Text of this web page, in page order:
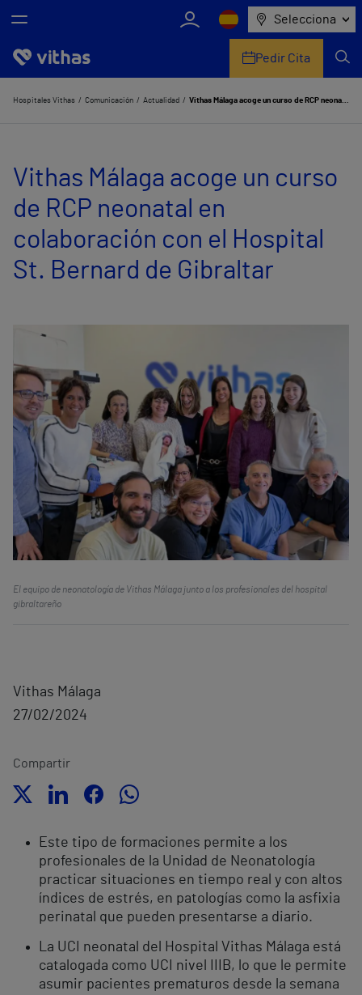
Selecciona
Nosotros
Servicios de salud
Equipo médico y asistencial
Pedir Cita
Hospitales Vithas Comunicación Actualidad Vithas Málaga acoge un curso de RCP neonatal en colaboración con el Hospital St. Bernard de Gibraltar
Vithas Málaga acoge un curso
de RCP neonatal en
colaboración con el Hospital
St. Bernard de Gibraltar
El equipo de neonatología de Vithas Málaga junto a los profesionales del hospital
gibraltareño
Vithas Málaga
27/02/2024
Compartir
Este tipo de formaciones permite a los
profesionales de la Unidad de Neonatología
practicar situaciones en tiempo real y con altos
índices de estrés, en patologías como la asfixia
perinatal que pueden presentarse a diario.
La UCI neonatal del Hospital Vithas Málaga está
catalogada como UCI nivel IIIB, lo que le permite
asumir pacientes prematuros desde la semana